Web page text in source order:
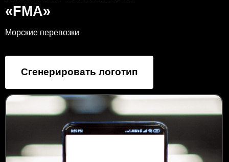
«FMA»
Морские перевозки
Сгенерировать логотип